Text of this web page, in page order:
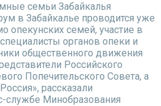
семьи Забайкалья
в Забайкалье проводится уже
опекунских семей, участие в
органов опеки и
общественного движения
Российского
Попечительского Совета, а
рассказали
службе Минобразования